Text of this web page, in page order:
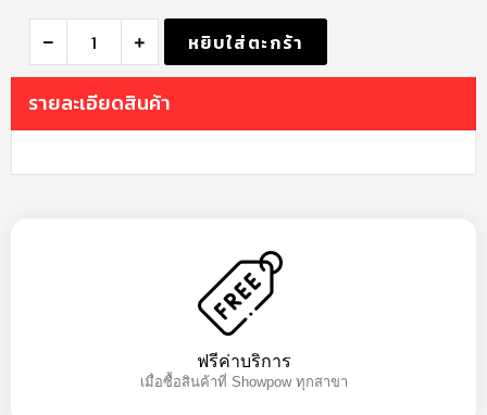
หยิบใส่ตะกร้า
รายละเอียดสินค้า
ฟรีค่าบริการ
เมื่อซื้อสินค้าที่ Showpow ทุกสาขา